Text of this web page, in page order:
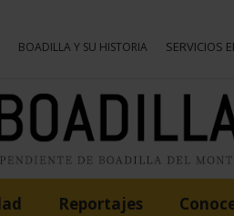
BOADILLA Y SU HISTORIA SERVICIOS
Reportajes